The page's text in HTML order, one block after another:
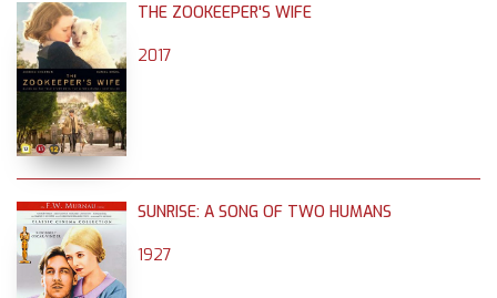
THE ZOOKEEPER'S WIFE
2017
SUNRISE: A SONG OF TWO HUMANS
1927